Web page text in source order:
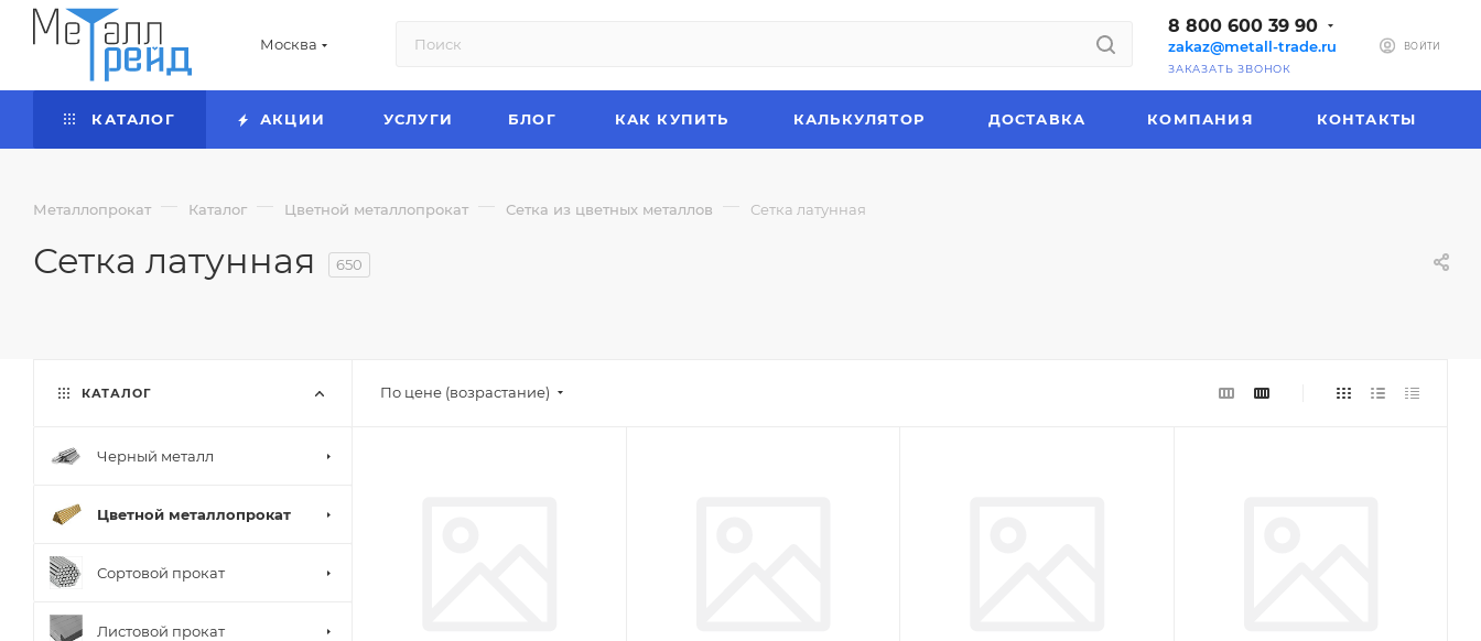
Москва
8 800 600 39 90
zakaz@metall-trade.ru
ЗАКАЗАТЬ ЗВОНОК
ВОЙТИ
КАТАЛОГ АКЦИИ УСЛУГИ БЛОГ КАК КУПИТЬ КАЛЬКУЛЯТОР ДОСТАВКА КОМПАНИЯ КОНТАКТЫ
Металлопрокат — Каталог — Цветной металлопрокат — Сетка из цветных металлов — Сетка латунная
Сетка латунная 650
По цене (возрастание)
КАТАЛОГ
Черный металл
Цветной металлопрокат
Сортовой прокат
Листовой прокат